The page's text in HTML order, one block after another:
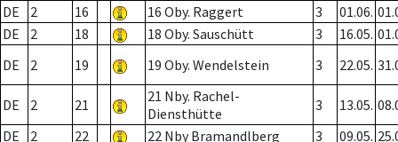
DE
2 16 16 Oby. Raggert 3 01.06.
DE
2 18 18 Oby. Sauschütt 3 16.05.
DE
2 19 19 Oby. Wendelstein 3 22.05.
DE 2 21
21 Nby. Rachel-
Diensthütte
3 13.05.
DE
2 22 22 Nby Bramandlberg 3 09.05.